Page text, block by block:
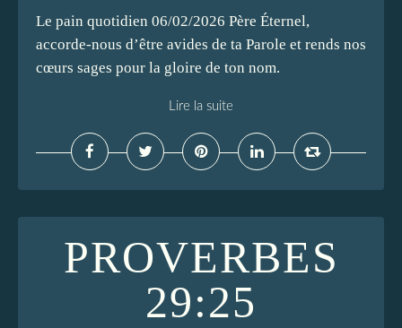
Le pain quotidien 06/02/2026 Père Éternel,
accorde-nous d’être avides de ta Parole et rends nos
cœurs sages pour la gloire de ton nom.
Lire la suite
PROVERBES
29:25